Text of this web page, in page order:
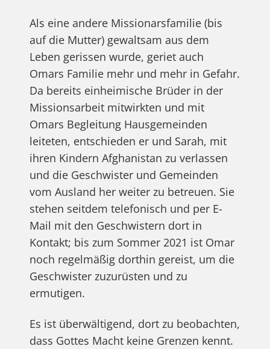
Als eine andere Missionarsfamilie (bis
auf die Mutter) gewaltsam aus dem
Leben gerissen wurde, geriet auch
Omars Familie mehr und mehr in Gefahr.
Da bereits einheimische Brüder in der
Missionsarbeit mitwirkten und mit
Omars Begleitung Hausgemeinden
leiteten, entschieden er und Sarah, mit
ihren Kindern Afghanistan zu verlassen
und die Geschwister und Gemeinden
vom Ausland her weiter zu betreuen. Sie
stehen seitdem telefonisch und per E-
Mail mit den Geschwistern dort in
Kontakt; bis zum Sommer 2021 ist Omar
noch regelmäßig dorthin gereist, um die
Geschwister zuzurüsten und zu
ermutigen.
Es ist überwältigend, dort zu beobachten,
dass Gottes Macht keine Grenzen kennt.